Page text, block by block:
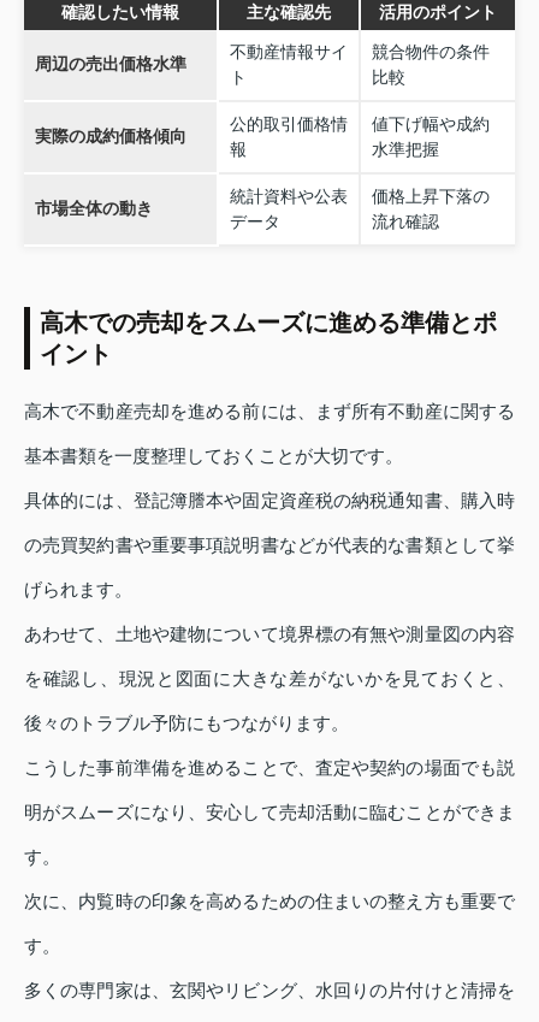
確認したい情報 主な確認先 活用のポイント
周辺の売出価格水準
不動産情報サイ
ト
競合物件の条件
比較
実際の成約価格傾向
公的取引価格情
報
値下げ幅や成約
水準把握
市場全体の動き
統計資料や公表
データ
価格上昇下落の
流れ確認
高木での売却をスムーズに進める準備とポ
イント
高木で不動産売却を進める前には、まず所有不動産に関する
基本書類を一度整理しておくことが大切です。
具体的には、登記簿謄本や固定資産税の納税通知書、購入時
の売買契約書や重要事項説明書などが代表的な書類として挙
げられます。
あわせて、土地や建物について境界標の有無や測量図の内容
を確認し、現況と図面に大きな差がないかを見ておくと、
後々のトラブル予防にもつながります。
こうした事前準備を進めることで、査定や契約の場面でも説
明がスムーズになり、安心して売却活動に臨むことができま
す。
次に、内覧時の印象を高めるための住まいの整え方も重要で
す。
多くの専門家は、玄関やリビング、水回りの片付けと清掃を